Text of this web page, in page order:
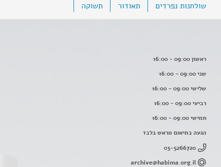
שולחנות נפרדים
תאודור תשוקה
ראשון 09:00 - 16:00
שני 09:00 - 16:00
שלישי 09:00 - 16:00
רביעי 09:00 - 16:00
חמישי 09:00 - 16:00
הגעה בתיאום מראש בלבד
03-5266720
archive@habima.org.il